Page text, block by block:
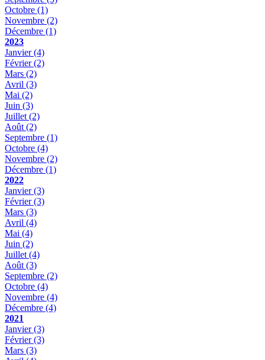
Octobre (1)
Novembre (2)
Décembre (1)
2023
Janvier(4)
Février(2)
Mars (2)
Avril (3)
Mai (2)
Juin (3)
Juillet (2)
Août (2)
Septembre (1)
Octobre (4)
Novembre (2)
Décembre (1)
2022
Janvier(3)
Février(3)
Mars (3)
Avril (4)
Mai (4)
Juin (2)
Juillet (4)
Août (3)
Septembre (2)
Octobre (4)
Novembre (4)
Décembre (4)
2021
Janvier(3)
Février(3)
Mars (3)